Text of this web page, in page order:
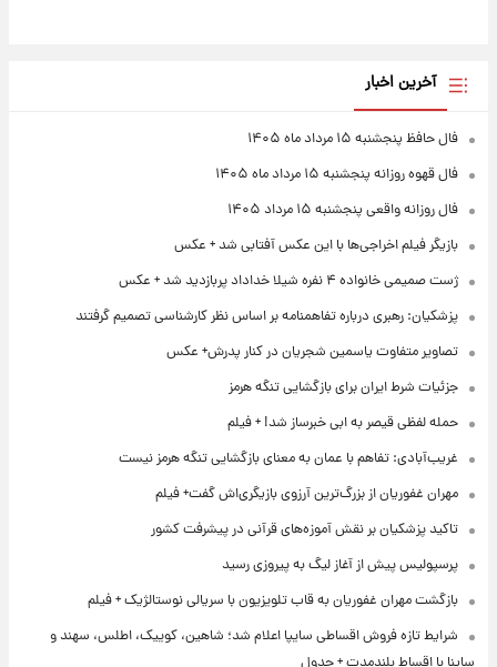
آخرین اخبار
فال حافظ پنجشنبه ۱۵ مرداد ماه ۱۴۰۵
فال قهوه روزانه پنجشنبه ۱۵ مرداد ماه ۱۴۰۵
فال روزانه واقعی پنجشنبه ۱۵ مرداد ۱۴۰۵
بازیگر فیلم اخراجی‌ها با این عکس آفتابی شد + عکس
ژست صمیمی خانواده ۴ نفره شیلا خداداد پربازدید شد + عکس
پزشکیان: رهبری درباره تفاهمنامه بر اساس نظر کارشناسی تصمیم گرفتند
تصاویر متفاوت یاسمین شجریان در کنار پدرش+ عکس
جزئیات شرط ایران برای بازگشایی تنگه هرمز
حمله لفظی قیصر به ابی خبرساز شد! + فیلم
غریب‌آبادی: تفاهم با عمان به معنای بازگشایی تنگه هرمز نیست
مهران غفوریان از بزرگ‌ترین آرزوی بازیگری‌اش گفت+ فیلم
تاکید پزشکیان بر نقش آموزه‌های قرآنی در پیشرفت کشور
پرسپولیس پیش از آغاز لیگ به پیروزی رسید
بازگشت مهران غفوریان به قاب تلویزیون با سریالی نوستالژیک + فیلم
شرایط تازه فروش اقساطی سایپا اعلام شد؛ شاهین، کوییک، اطلس، سهند و
ساینا با اقساط بلندمدت + جدول